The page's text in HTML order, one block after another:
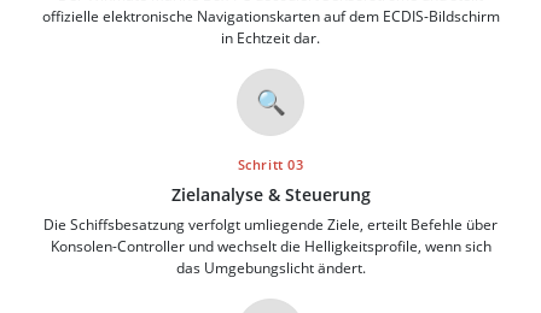
offizielle elektronische Navigationskarten auf dem ECDIS-Bildschirm
in Echtzeit dar.
🔍
Schritt 03
Zielanalyse & Steuerung
Die Schiffsbesatzung verfolgt umliegende Ziele, erteilt Befehle über
Konsolen-Controller und wechselt die Helligkeitsprofile, wenn sich
das Umgebungslicht ändert.